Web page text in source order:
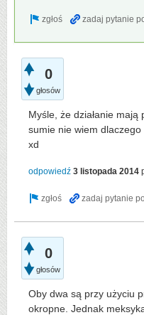
0
głosów
Myśle, że działanie mają
sumie nie wiem dlaczego
xd
odpowiedź 3 listopada 2014
0
głosów
Oby dwa są przy użyciu
okropne. Jednak